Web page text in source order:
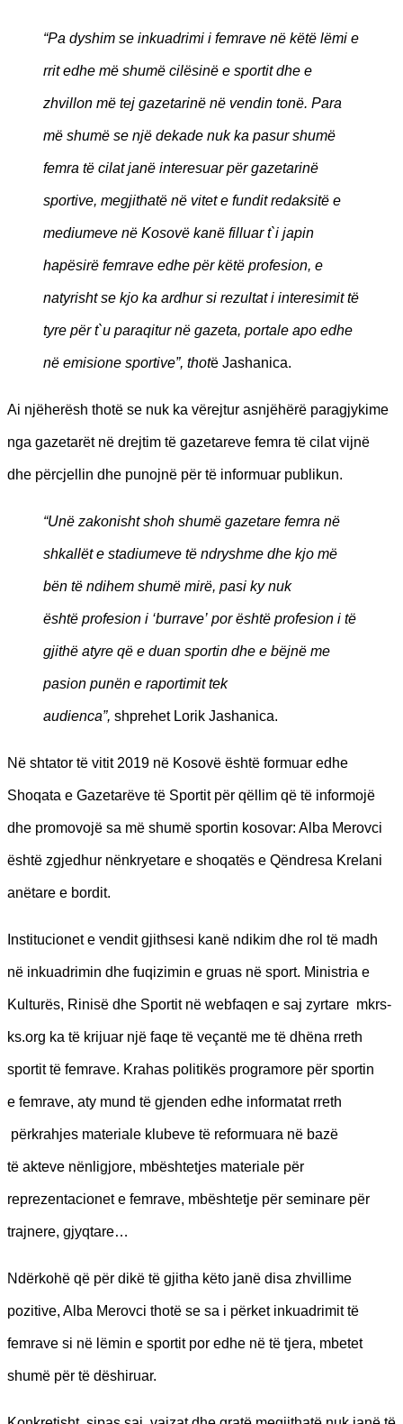
“Pa dyshim se inkuadrimi i femrave në këtë lëmi e
rrit edhe më shumë cilësinë e sportit dhe e
zhvillon më tej gazetarinë në vendin tonë. Para
më shumë se një dekade nuk ka pasur shumë
femra të cilat janë interesuar për gazetarinë
sportive, megjithatë në vitet e fundit redaksitë e
mediumeve në Kosovë kanë filluar t`i japin
hapësirë femrave edhe për këtë profesion, e
natyrisht se kjo ka ardhur si rezultat i interesimit të
tyre për t`u paraqitur në gazeta, portale apo edhe
në emisione sportive”, thotë Jashanica.
Ai njëherësh thotë se nuk ka vërejtur asnjëhërë paragjykime
nga gazetarët në drejtim të gazetareve femra të cilat vijnë
dhe përcjellin dhe punojnë për të informuar publikun.
“Unë zakonisht shoh shumë gazetare femra në
shkallët e stadiumeve të ndryshme dhe kjo më
bën të ndihem shumë mirë, pasi ky nuk
është profesion i ‘burrave’ porështë profesion i të
gjithë atyre që e duan sportin dhe e bëjnë me
pasion punën e raportimit tek
audienca”, shprehet Lorik Jashanica.
Në shtator të vitit 2019 në Kosovë është formuar edhe
Shoqata e Gazetarëve të Sportit për qëllim që të informojë
dhe promovojë sa më shumë sportin kosovar: Alba Merovci
është zgjedhur nënkryetare e shoqatës e Qëndresa Krelani
anëtare e bordit.
Institucionet e vendit gjithsesi kanë ndikim dhe rol të madh
në inkuadrimin dhe fuqizimin e gruas në sport. Ministria e
Kulturës, Rinisë dhe Sportit në webfaqen e saj zyrtare mkrs-
ks.org ka të krijuar një faqe të veçantë me të dhëna rreth
sportit të femrave. Krahas politikës programore për sportin
e femrave, aty mund të gjenden edhe informatat rreth
përkrahjes materiale klubeve të reformuara në bazë
të akteve nënligjore, mbështetjes materiale për
reprezentacionet e femrave, mbështetje për seminare për
trajnere, gjyqtare…
Ndërkohë që për dikë të gjitha këto janë disa zhvillime
pozitive, Alba Merovci thotë se sa i përket inkuadrimit të
femrave si në lëmin e sportit por edhe në të tjera, mbetet
shumë për të dëshiruar.